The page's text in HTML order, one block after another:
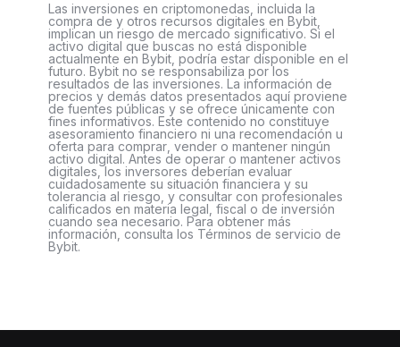
Las inversiones en criptomonedas, incluida la
compra de y otros recursos digitales en Bybit,
implican un riesgo de mercado significativo. Si el
activo digital que buscas no está disponible
actualmente en Bybit, podría estar disponible en el
futuro. Bybit no se responsabiliza por los
resultados de las inversiones. La información de
precios y demás datos presentados aquí proviene
de fuentes públicas y se ofrece únicamente con
fines informativos. Este contenido no constituye
asesoramiento financiero ni una recomendación u
oferta para comprar, vender o mantener ningún
activo digital. Antes de operar o mantener activos
digitales, los inversores deberían evaluar
cuidadosamente su situación financiera y su
tolerancia al riesgo, y consultar con profesionales
calificados en materia legal, fiscal o de inversión
cuando sea necesario. Para obtener más
información, consulta los Términos de servicio de
Bybit.